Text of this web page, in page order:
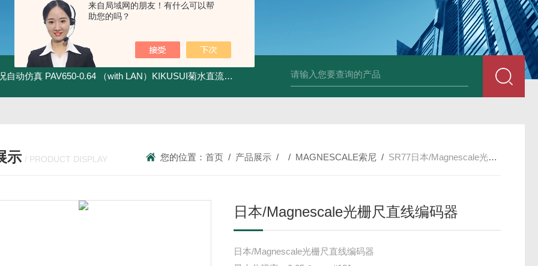
来自局域网的朋友！有什么可以帮
助您的吗？
自动仿真 PAV650-0.64 （with LAN）KIKUSUI菊水直流电源-四象限节能测试 PAV320-1.3 （with LAN）KIKUSUI菊水直流电源-故障快
示 / PRODUCT DISPLAY 您的位置：首页 / 产品展示 / / MAGNESCALE索尼 / SR77日本/Magnescale光栅尺直线编码器
日本/Magnescale光栅尺直线编码器
日本/Magnescale光栅尺直线编码器